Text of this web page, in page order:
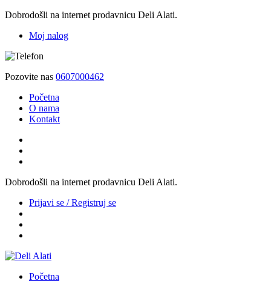
Dobrodošli na internet prodavnicu Deli Alati.
Moj nalog
Pozovite nas 0607000462
Početna
O nama
Kontakt
Dobrodošli na internet prodavnicu Deli Alati.
Prijavi se / Registruj se
Početna